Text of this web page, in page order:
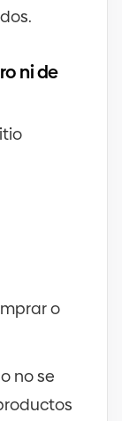
ni de
o
no se